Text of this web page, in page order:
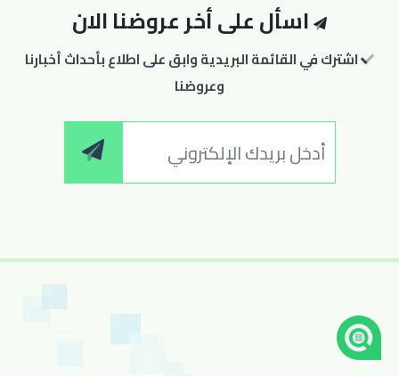
اسأل على أخر عروضنا الان
اشترك في القائمة البريدية وابق على اطلاع بأحداث أخبارنا
وعروضنا